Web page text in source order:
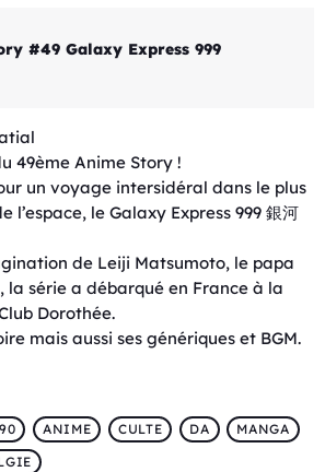
#49 Galaxy Express 999
49ème Anime Story !
un voyage intersidéral dans le plus
l’espace, le Galaxy Express 999 銀河
de Leiji Matsumoto, le papa
la série a débarqué en France à la
Dorothée.
mais aussi ses génériques et BGM.
ANIME CULTE DA
MANGA